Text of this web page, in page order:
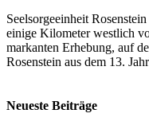
Seelsorgeeinheit
einige Kilometer westlich
markanten Erhebung, auf
Rosenstein aus dem 13.
Neueste Beiträge